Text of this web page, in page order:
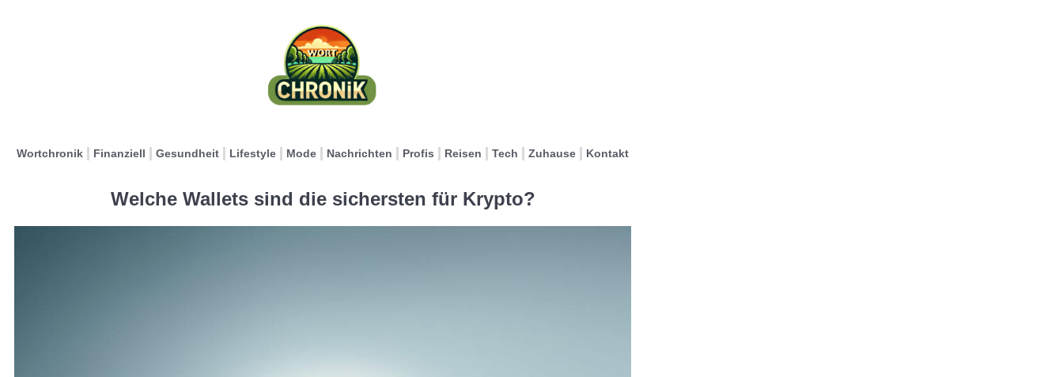
Wortchronik Finanziell Gesundheit Lifestyle Mode Nachrichten Profis Reisen Tech Zuhause Kontakt
Welche Wallets sind die sichersten für Krypto?